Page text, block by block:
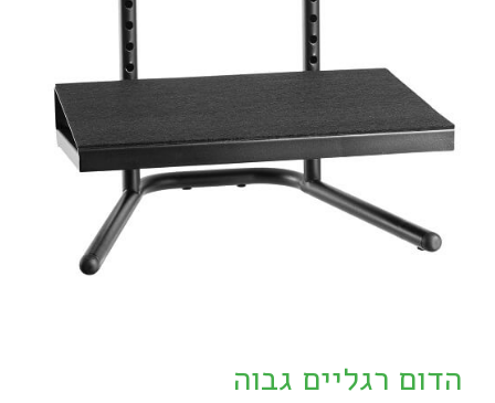
הדום רגליים גבוה